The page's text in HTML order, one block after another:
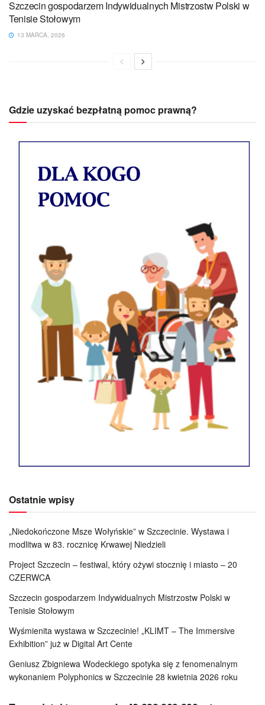
Szczecin gospodarzem Indywidualnych Mistrzostw Polski w
Tenisie Stołowym
13 MARCA, 2026
Gdzie uzyskać bezpłatną pomoc prawną?
Ostatnie wpisy
„Niedokończone Msze Wołyńskie” w Szczecinie. Wystawa i
modlitwa w 83. rocznicę Krwawej Niedzieli
Project Szczecin – festiwal, który ożywi stocznię i miasto – 20
CZERWCA
Szczecin gospodarzem Indywidualnych Mistrzostw Polski w
Tenisie Stołowym
Wyśmienita wystawa w Szczecinie! „KLIMT – The Immersive
Exhibition” już w Digital Art Cente
Geniusz Zbigniewa Wodeckiego spotyka się z fenomenalnym
wykonaniem Polyphonics w Szczecinie 28 kwietnia 2026 roku